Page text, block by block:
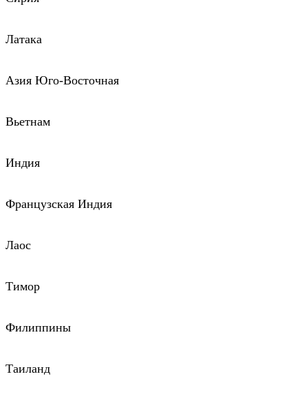
Латака
Азия Юго-Восточная
Вьетнам
Индия
Французская Индия
Лаос
Тимор
Филиппины
Таиланд